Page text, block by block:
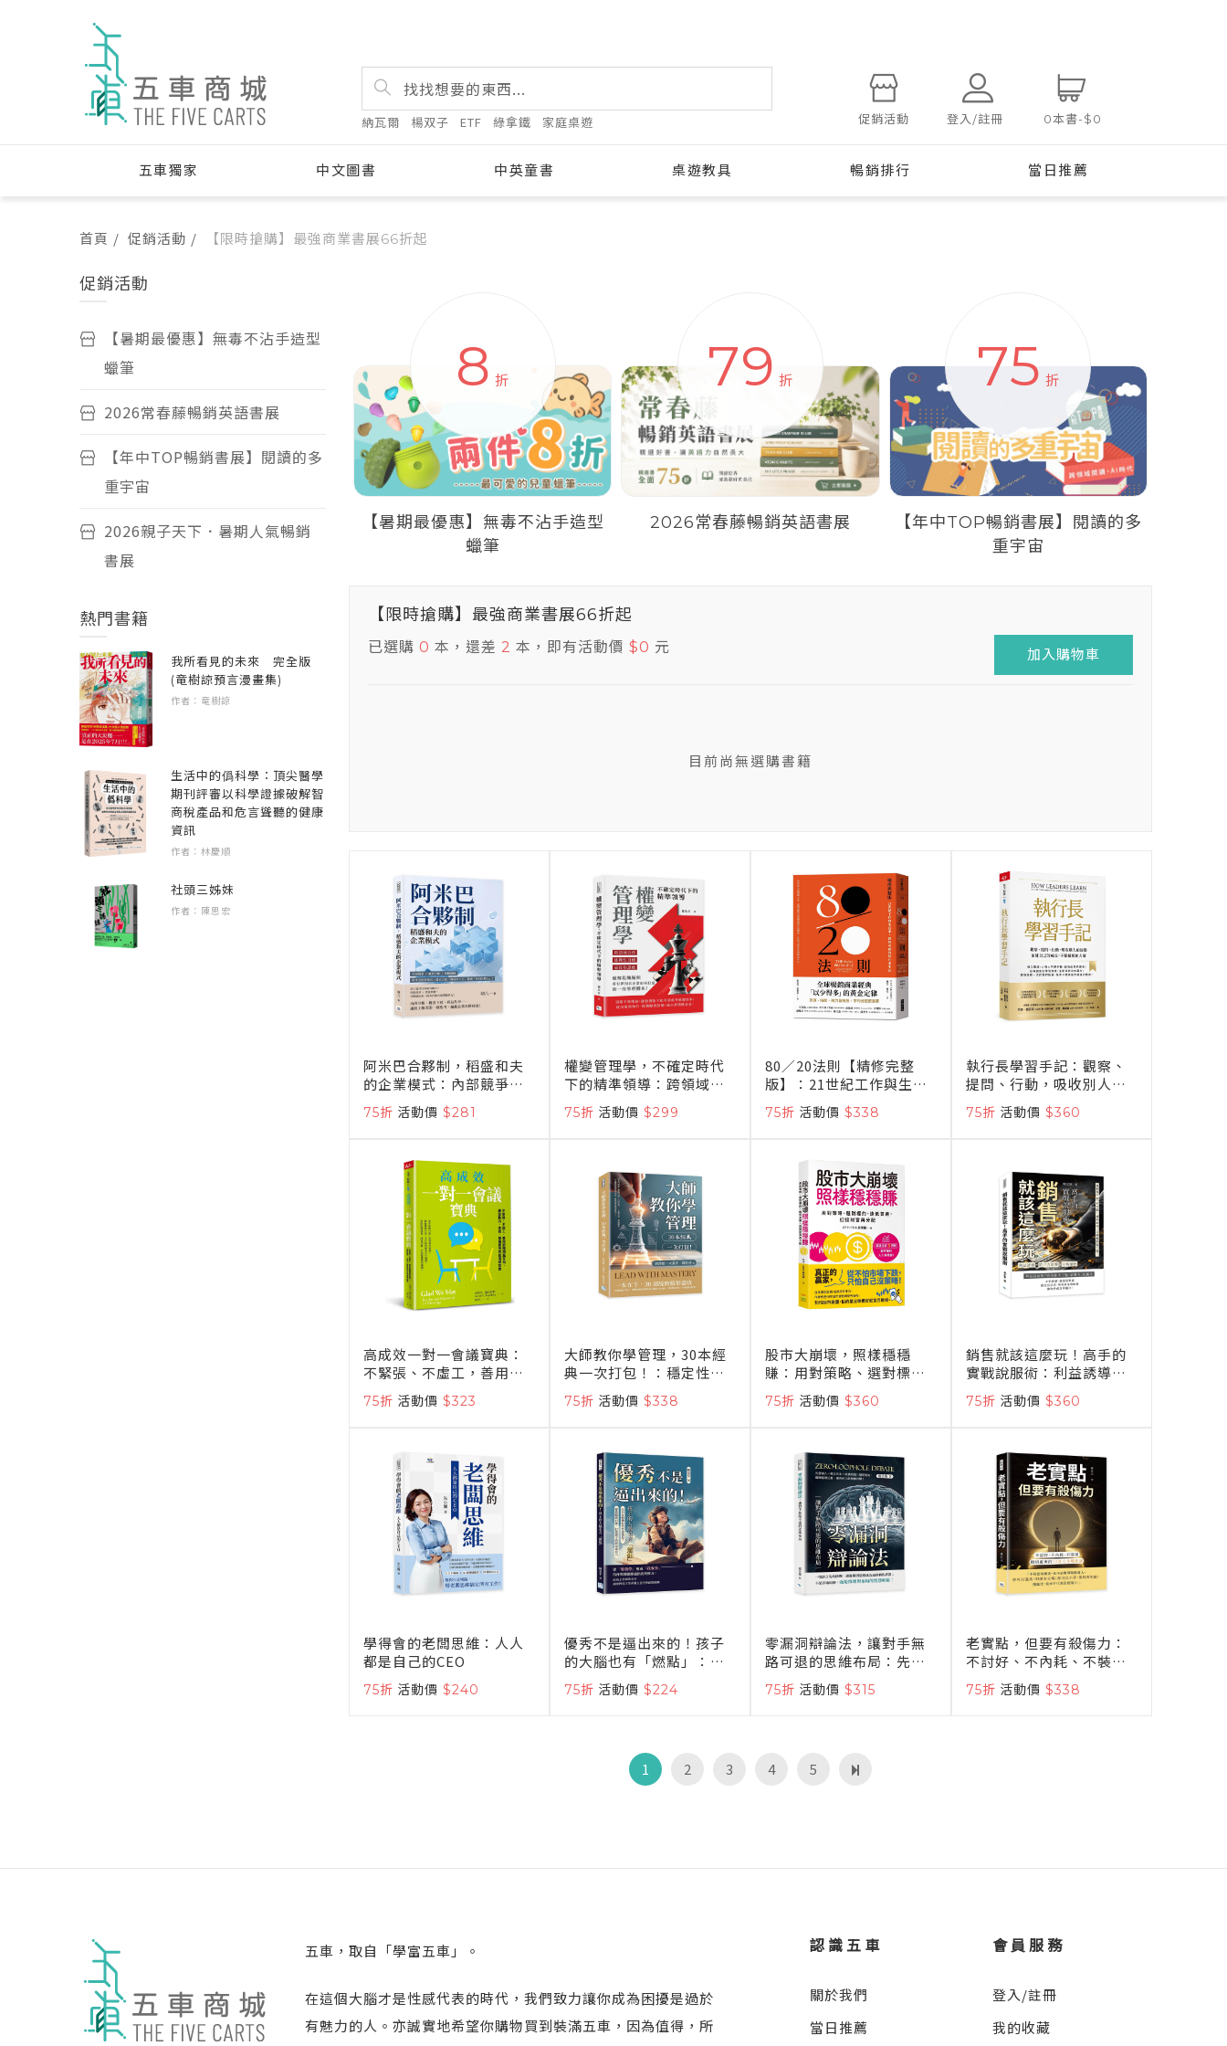
納瓦爾 楊双子 ETF 綠拿鐵 家庭桌遊 促銷活動 登入/註冊 0本書-$0
五車獨家 中文圖書 中英童書 桌遊教具 暢銷排行 當日推薦
首頁 促銷活動 【限時搶購】最強商業書展66折起
75
2026親子天下．暑期人氣暢銷書
8 折
【暑期最優惠】無毒不沾手造型
蠟筆
79 折
2026常春藤暢銷英語書展
75 折
【年中TOP暢銷書展】閱讀的多
重宇宙
【限時搶購】最強商業書展66折起
已選購 0 本，還差 2 本，即有活動價 $0 元 加入購物車
目前尚無選購書籍
阿米巴合夥制，稻盛和夫
的企業模式：內部競爭×
權責分配×股權激勵，阿
米巴經營模式，讓員工從
同合夥人」！
75折 活動價 $281
權變管理學，不確定時代
下的精準領導：跨領域合
作×挑戰性目標×成長型
思維，破解組織瓶頸，看
75折 活動價 $299
80／20法則【精修完整
版】：21世紀工作與生活
中，避無可避的核心求生
法
75折 活動價 $338
執行長學習手記：觀察、
提問、行動，吸收別人的
經驗加速自己的成長，不
斷擴展能力圈
75折 活動價 $360
高成效一對一會議寶典：
不緊張、不虛工，善用前
饋增進互信、激發動力，
主管、部屬都受用的溝通
75折 活動價 $323
大師教你學管理，30本經
典一次打包！：穩定性地
帶✖組織理論✖目標管
理……去蕪存菁、濃縮精
75折 活動價 $338
股市大崩壞，照樣穩穩
賺：用對策略、選對標
的、逢低買進，迎接財富
再分配
75折 活動價 $360
銷售就該這麼玩！高手的
實戰說服術：利益誘導✖
第三方影響 ✖分解價
格……破解客戶的「不可
75折 活動價 $360
學得會的老闆思維：人人
都是自己的CEO
75折 活動價 $240
優秀不是逼出來的！孩子
的大腦也有「燃點」：以
內在動機取代外部強迫！
從依賴到自律，打造孩子
75折 活動價 $224
零漏洞辯論法，讓對手無
路可退的思維布局：先發
制人×概念界定×欲擒故
縱×捕捉破綻，鍛鍊臨場
75折 活動價 $315
老實點，但要有殺傷力：
不討好、不內耗、不裝
懂，聰明處世的15堂人生
戰術課
75折 活動價 $338
1 2 3 4 5
促銷活動
【暑期最優惠】無毒不沾手造型
蠟筆
2026常春藤暢銷英語書展
【年中TOP暢銷書展】閱讀的多
重宇宙
2026親子天下．暑期人氣暢銷
書展
熱門書籍
我所看見的未來 完全版
(竜樹諒預言漫畫集)
作者：竜樹諒
生活中的僞科學：頂尖醫學
期刊評審以科學證據破解智
商稅產品和危言聳聽的健康
資訊
作者：林慶順
社頭三姊妹
作者：陳思宏
五車，取自「學富五車」。
在這個大腦才是性感代表的時代，我們致力讓你成為困擾是過於
有魅力的人。亦誠實地希望你購物買到裝滿五車，因為值得，所
認識五車
關於我們
當日推薦
會員服務
登入/註冊
我的收藏